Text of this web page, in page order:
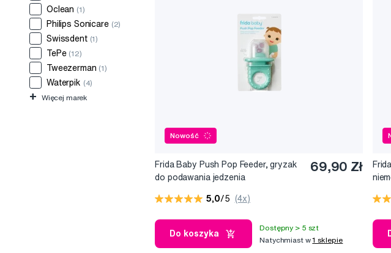
Oclean (1)
Philips Sonicare (2)
Swissdent (1)
TePe (12)
Tweezerman (1)
Waterpik (4)
+ Więcej marek
Nowość
Frida Baby Push Pop Feeder, gryzak
do podawania jedzenia
69,90 Zł
5,0/5 (4x)
Do koszyka
Dostępny > 5 szt
Natychmiast w1 sklepie